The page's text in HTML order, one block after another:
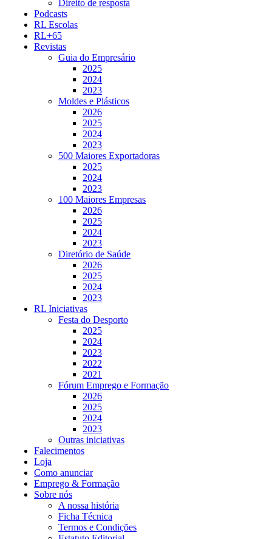
Direito de resposta
Podcasts
RL Escolas
RL+65
Revistas
Guia do Empresário
2025
2024
2023
Moldes e Plásticos
2026
2025
2024
2023
500 Maiores Exportadoras
2025
2024
2023
100 Maiores Empresas
2026
2025
2024
2023
Diretório de Saúde
2026
2025
2024
2023
RL Iniciativas
Festa do Desporto
2025
2024
2023
2022
2021
Fórum Emprego e Formação
2026
2025
2024
2023
Outras iniciativas
Falecimentos
Loja
Como anunciar
Emprego & Formação
Sobre nós
A nossa história
Ficha Técnica
Termos e Condições